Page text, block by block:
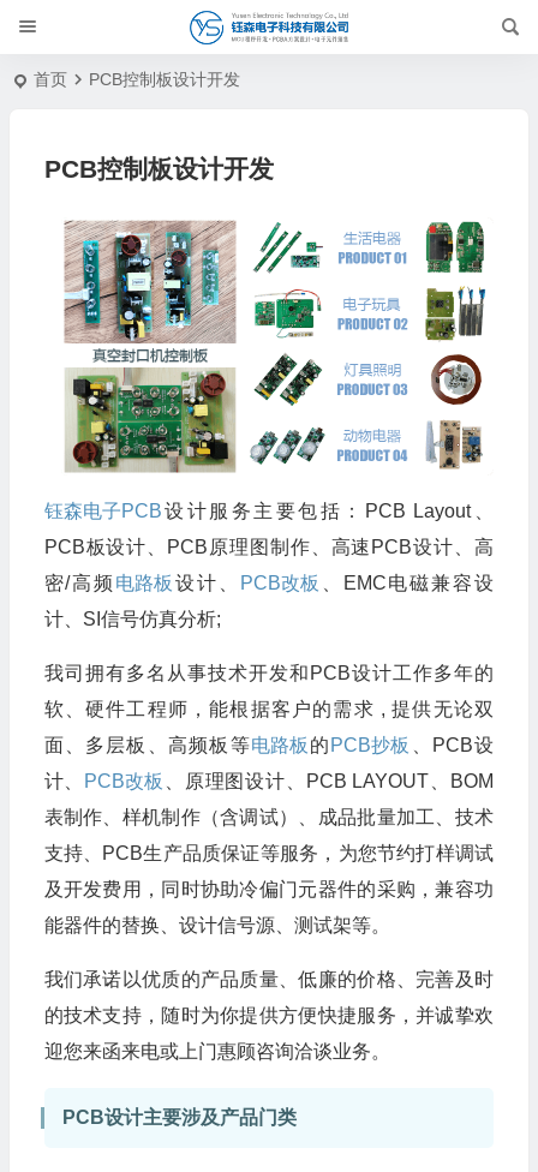
首页 PCB控制板设计开发
PCB控制板设计开发
钰森电子PCB设计服务主要包括：PCB Layout、
PCB板设计、PCB原理图制作、高速PCB设计、高
密/高频 电路板 设计、 PCB改板
、EMC电磁兼容设
计、SI信号仿真分析;
我司拥有多名从事技术开发和PCB设计工作多年的
软、硬件工程师，能根据客户的需求 , 提供无论双
面、多层板、高频板等电路板 的 PCB抄板
、PCB设
计、
PCB改板
、原理图设计、PCB LAYOUT、BOM
表制作、样机制作（含调试）、成品批量加工、技术
支持、PCB生产品质保证等服务，为您节约打样调试
及开发费用，同时协助冷偏门元器件的采购，兼容功
能器件的替换、设计信号源、测试架等。
我们承诺以优质的产品质量、低廉的价格、完善及时
的技术支持，随时为你提供方便快捷服务，并诚挚欢
迎您来函来电或上门惠顾咨询洽谈业务。
PCB设计主要涉及产品门类